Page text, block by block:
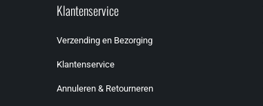
Klantenservice
Verzending en Bezorging
Klantenservice
Annuleren & Retourneren